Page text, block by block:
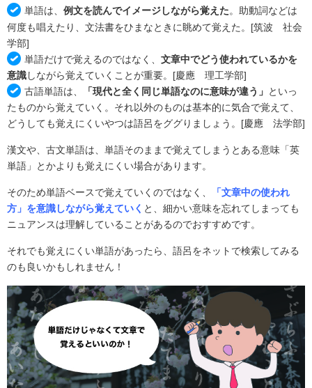
単語は、 例文を読んでイメージしながら覚えた。助動詞などは
何度も唱えたり、文法書をひまなときに眺めて覚えた。[筑波 社会
学部]
単語だけで覚えるのではなく、 文章中でどう使われているかを
意識しながら覚えていくことが重要。 [慶應 理工学部]
古語単語は、
「現代と全く同じ単語なのに意味が違う」 といっ
たものから覚えていく。それ以外のものは基本的に気合で覚えて、
どうしても覚えにくいやつは語呂をググりましょう。 [慶應 法学部]
漢文や、古文単語は、単語そのままで覚えてしまうとある意味「英
単語」とかよりも覚えにくい場合があります。
そのため単語ベースで覚えていくのではなく、
「文章中の使われ
方」を意識しながら覚えていく と、細かい意味を忘れてしまっても
ニュアンスは理解していることがあるのでおすすめです。
それでも覚えにくい単語があったら、語呂をネットで検索してみる
のも良いかもしれません！